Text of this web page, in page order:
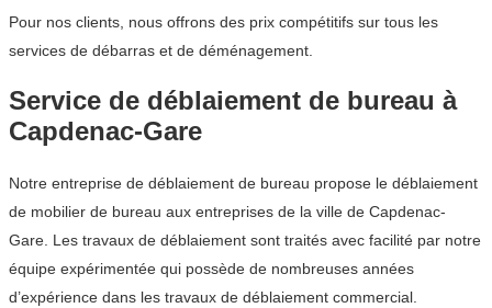
Pour nos clients, nous offrons des prix compétitifs sur tous les
services de débarras et de déménagement.
Service de déblaiement de bureau à
Capdenac-Gare
Notre entreprise de déblaiement de bureau propose le déblaiement
de mobilier de bureau aux entreprises de la ville de Capdenac-
Gare. Les travaux de déblaiement sont traités avec facilité par notre
équipe expérimentée qui possède de nombreuses années
d’expérience dans les travaux de déblaiement commercial.